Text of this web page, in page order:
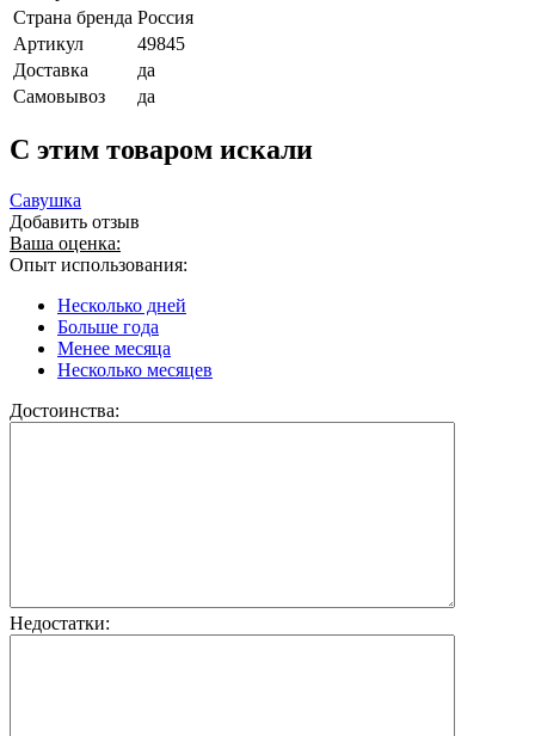
Страна бренда Россия
Артикул
49845
Доставка
да
Самовывоз
да
C этим товаром искали
Савушка
Добавить отзыв
Ваша оценка:
Опыт использования:
Несколько дней
Больше года
Менее месяца
Несколько месяцев
Достоинства:
Недостатки: